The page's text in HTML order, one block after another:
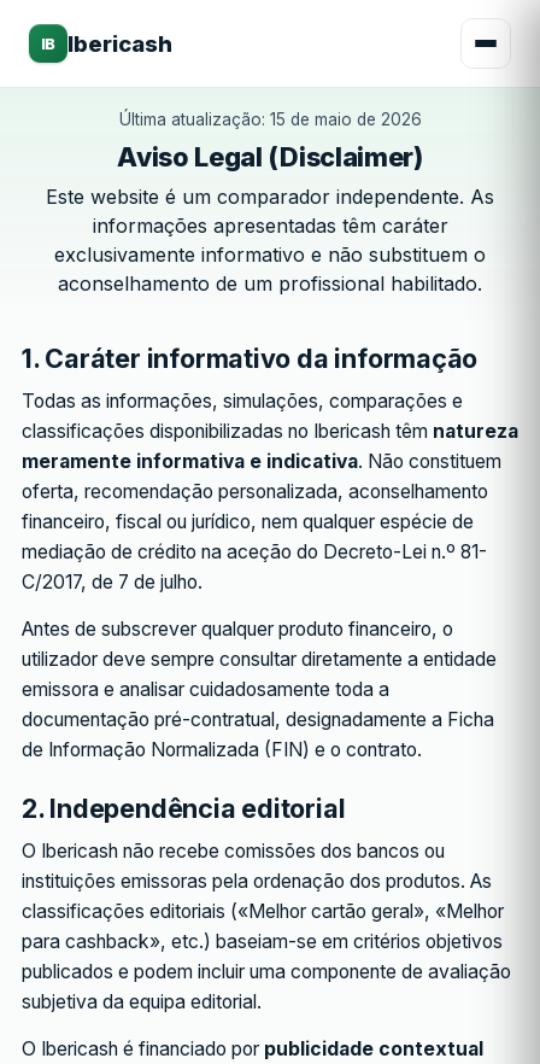
IB Ibericash
Última atualização: 15 de maio de 2026
Aviso Legal (Disclaimer)
Este website é um comparador independente. As
informações apresentadas têm caráter
exclusivamente informativo e não substituem o
aconselhamento de um profissional habilitado.
1. Caráter informativo da informação
Todas as informações, simulações, comparações e
classificações disponibilizadas no Ibericash têm natureza
meramente informativa e indicativa. Não constituem
oferta, recomendação personalizada, aconselhamento
financeiro, fiscal ou jurídico, nem qualquer espécie de
mediação de crédito na aceção do Decreto-Lei n.º 81-
C/2017, de 7 de julho.
Antes de subscrever qualquer produto financeiro, o
utilizador deve sempre consultar diretamente a entidade
emissora e analisar cuidadosamente toda a
documentação pré-contratual, designadamente a Ficha
de Informação Normalizada (FIN) e o contrato.
2. Independência editorial
O Ibericash não recebe comissões dos bancos ou
instituições emissoras pela ordenação dos produtos. As
classificações editoriais («Melhor cartão geral», «Melhor
para cashback», etc.) baseiam-se em critérios objetivos
publicados e podem incluir uma componente de avaliação
subjetiva da equipa editorial.
O Ibericash é financiado por publicidade contextual